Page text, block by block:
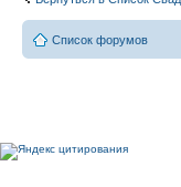
Список форумов